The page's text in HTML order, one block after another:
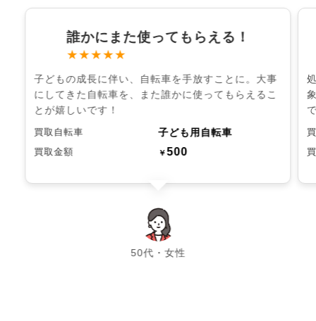
誰かにまた使ってもらえる！
★★★★★
子どもの成長に伴い、自転車を手放すことに。大事
にしてきた自転車を、また誰かに使ってもらえるこ
とが嬉しいです！
買取自転車 子ども用自転車
買取金額 ￥500
50代・女性
chevron_left chevron_right